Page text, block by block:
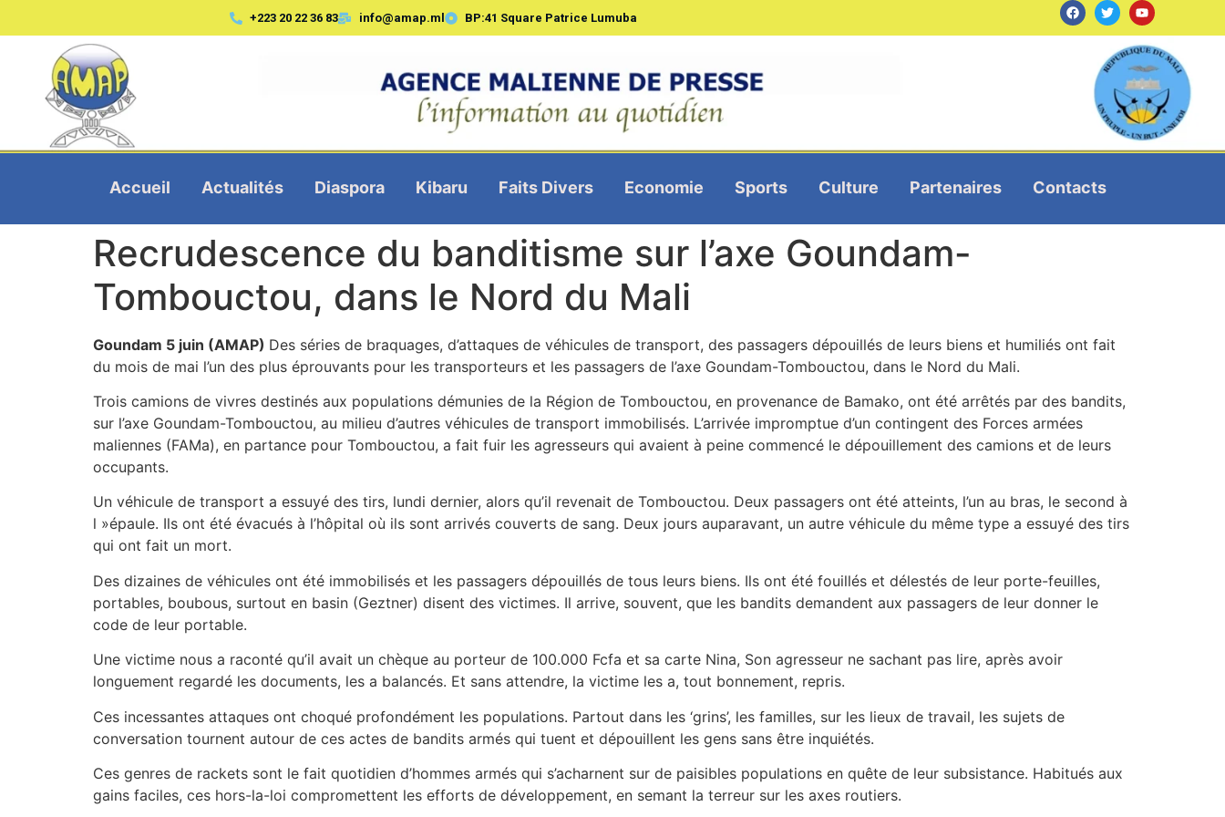
+223 20 22 36 83 info@amap.ml BP:41 Square Patrice Lumuba
Accueil Actualités Diaspora Kibaru Faits Divers Economie Sports Culture Partenaires Contacts
Recrudescence du banditisme sur l’axe Goundam-
Tombouctou, dans le Nord du Mali
Goundam 5 juin (AMAP) Des séries de braquages, d’attaques de véhicules de transport, des passagers dépouillés de leurs biens et humiliés ont fait
du mois de mai l’un des plus éprouvants pour les transporteurs et les passagers de l’axe Goundam-Tombouctou, dans le Nord du Mali.
Trois camions de vivres destinés aux populations démunies de la Région de Tombouctou, en provenance de Bamako, ont été arrêtés par des bandits,
sur l’axe Goundam-Tombouctou, au milieu d’autres véhicules de transport immobilisés. L’arrivée impromptue d’un contingent des Forces armées
maliennes (FAMa), en partance pour Tombouctou, a fait fuir les agresseurs qui avaient à peine commencé le dépouillement des camions et de leurs
occupants.
Un véhicule de transport a essuyé des tirs, lundi dernier, alors qu’il revenait de Tombouctou. Deux passagers ont été atteints, l’un au bras, le second à
l »épaule. Ils ont été évacués à l’hôpital où ils sont arrivés couverts de sang. Deux jours auparavant, un autre véhicule du même type a essuyé des tirs
qui ont fait un mort.
Des dizaines de véhicules ont été immobilisés et les passagers dépouillés de tous leurs biens. Ils ont été fouillés et délestés de leur porte-feuilles,
portables, boubous, surtout en basin (Geztner) disent des victimes. Il arrive, souvent, que les bandits demandent aux passagers de leur donner le
code de leur portable.
Une victime nous a raconté qu’il avait un chèque au porteur de 100.000 Fcfa et sa carte Nina, Son agresseur ne sachant pas lire, après avoir
longuement regardé les documents, les a balancés. Et sans attendre, la victime les a, tout bonnement, repris.
Ces incessantes attaques ont choqué profondément les populations. Partout dans les ‘grins’, les familles, sur les lieux de travail, les sujets de
conversation tournent autour de ces actes de bandits armés qui tuent et dépouillent les gens sans être inquiétés.
Ces genres de rackets sont le fait quotidien d’hommes armés qui s’acharnent sur de paisibles populations en quête de leur subsistance. Habitués aux
gains faciles, ces hors-la-loi compromettent les efforts de développement, en semant la terreur sur les axes routiers.